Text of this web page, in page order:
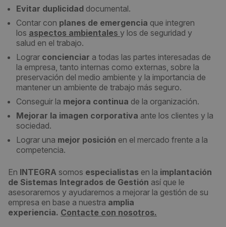
Evitar duplicidad documental.
Contar con planes de emergencia que integren
los aspectos ambientales y los de seguridad y
salud en el trabajo.
Lograr concienciar a todas las partes interesadas de
la empresa, tanto internas como externas, sobre la
preservación del medio ambiente y la importancia de
mantener un ambiente de trabajo más seguro.
Conseguir la mejora continua de la organización.
Mejorar la imagen corporativa ante los clientes y la
sociedad.
Lograr una mejor posición en el mercado frente a la
competencia.
En INTEGRA somos especialistas en la implantación
de Sistemas Integrados de Gestión así que le
asesoraremos y ayudaremos a mejorar la gestión de su
empresa en base a nuestra amplia
experiencia. Contacte con nosotros.